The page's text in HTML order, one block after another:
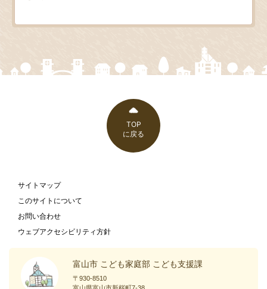
TOP
に戻る
サイトマップ
このサイトについて
お問い合わせ
ウェブアクセシビリティ方針
富山市 こども家庭部 こども支援課
〒930-8510